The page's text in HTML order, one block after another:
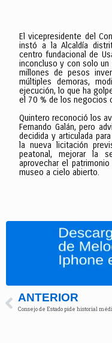
El vicepresidente del
instó a la Alcaldía
centro fundacional de
inconcluso y con solo un
millones de pesos
múltiples demoras,
ejecución, lo que ha
el 70 % de los negocios
Quintero reconoció los
Fernando Galán, pero
decidida y articulada
la nueva licitación
peatonal, mejorar la
aprovechar el
museo a cielo abierto.
ANTERIOR